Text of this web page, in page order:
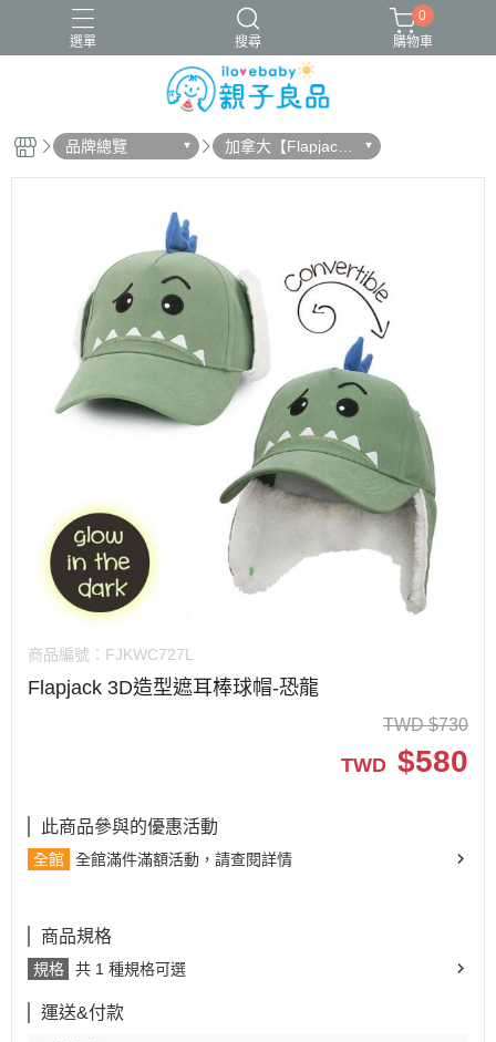
選單 搜尋
16吋腳踏車 ergobaby配件 寬口奶瓶
成長包巾卡片禮盒
0
購物車
品牌總覽
加拿大【Flapjack k
ids】
商品編號： FJKWC727L
Flapjack 3D造型遮耳棒球帽-恐龍
TWD $730
TWD $580
此商品參與的優惠活動
全館 全館滿件滿額活動，請查閱詳情
商品規格
規格 共 1 種規格可選
運送&付款